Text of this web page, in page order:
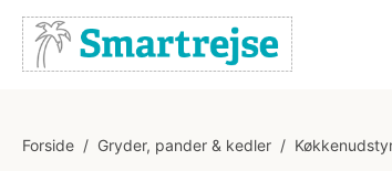
Forside / Gryder, pander & kedler /